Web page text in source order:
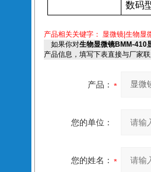
数码
产品相关关键字： 显微镜|生物显
如果你对生物显微镜BMM-410
产品信息，填写下表直接与厂家
产品：
您的单位：
您的姓名：